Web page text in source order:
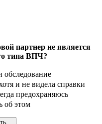
партнер не является
типа ВПЧ?
обследование
и не видела справки
предохраняюсь
об этом